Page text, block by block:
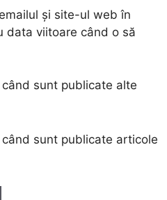
și site-ul web în
data viitoare când o să
sunt publicate alte
sunt publicate articole